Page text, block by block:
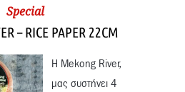
Special
– RICE PAPER 22CM
Η Mekong River,
μας συστήνει 4